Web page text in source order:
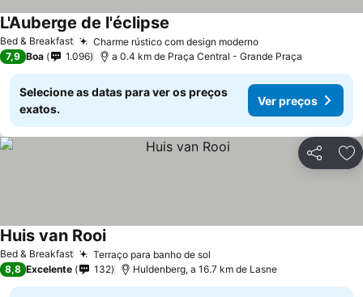
Bed & Breakfast Charme rústico com design moderno
L'Auberge de l'éclipse
7,9 Boa 1.096 a 0.4 km de Praça Central - Grande Praça
Selecione as datas para ver os preços
exatos.
Ver preços
Partilhar
Bed & Breakfast Terraço para banho de sol
Huis van Rooi
8,8 Excelente 132 Huldenberg, a 16.7 km de Lasne